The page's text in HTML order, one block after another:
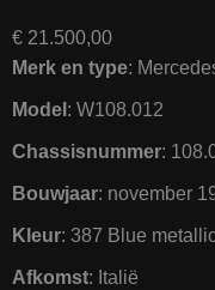
€ 21.500,00
Merk en type:
Model : W108.012
Chassisnummer:
Bouwjaar: november
Kleur: 387 Blue
Afkomst: Italië